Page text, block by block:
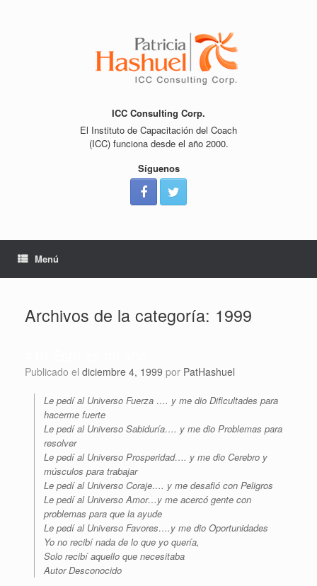
ICC Consulting Corp.
El Instituto de Capacitación del Coach
(ICC) funciona desde el año 2000.
Síguenos
Menú
Archivos de la categoría: 1999
Publicado el diciembre 4, 1999 por PatHashuel
Le pedí al Universo Fuerza …. y me dio Dificultades para
hacerme fuerte
Le pedí al Universo Sabiduría…. y me dio Problemas para
resolver
Le pedí al Universo Prosperidad…. y me dio Cerebro y
músculos para trabajar
Le pedí al Universo Coraje…. y me desafió con Peligros
Le pedí al Universo Amor…y me acercó gente con
problemas para que la ayude
Le pedí al Universo Favores….y me dio Oportunidades
Yo no recibí nada de lo que yo quería,
Solo recibí aquello que necesitaba
Autor Desconocido